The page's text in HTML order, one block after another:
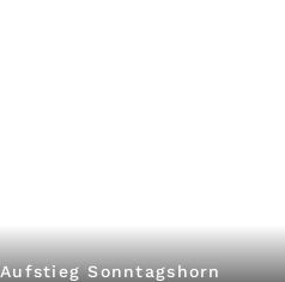
Aufstieg Sonntagshorn